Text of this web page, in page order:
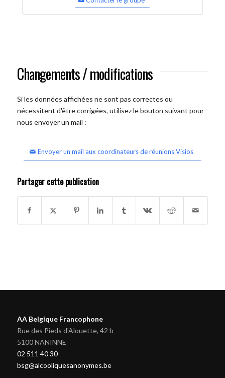
Changements / modifications
Si les données affichées ne sont pas correctes ou
nécessitent d'être corrigées, utilisez le bouton suivant pour
nous envoyer un mail :
Envoyer un mail aux coordinateurs de réunions Visios
Partager cette publication
AA Belgique Francophone
Rue des Pieds d'Alouette, 42 b
5100 NANINNE
02 511 40 30
bsg@alcooliquesanonymes.be